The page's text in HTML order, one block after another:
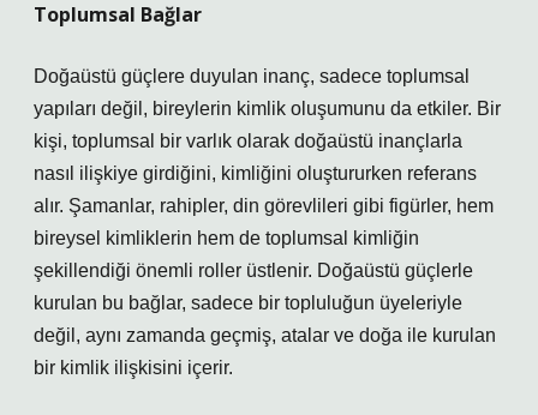
Toplumsal Bağlar
Doğaüstü güçlere duyulan inanç, sadece toplumsal
yapıları değil, bireylerin kimlik oluşumunu da etkiler. Bir
kişi, toplumsal bir varlık olarak doğaüstü inançlarla
nasıl ilişkiye girdiğini, kimliğini oluştururken referans
alır. Şamanlar, rahipler, din görevlileri gibi figürler, hem
bireysel kimliklerin hem de toplumsal kimliğin
şekillendiği önemli roller üstlenir. Doğaüstü güçlerle
kurulan bu bağlar, sadece bir topluluğun üyeleriyle
değil, aynı zamanda geçmiş, atalar ve doğa ile kurulan
bir kimlik ilişkisini içerir.